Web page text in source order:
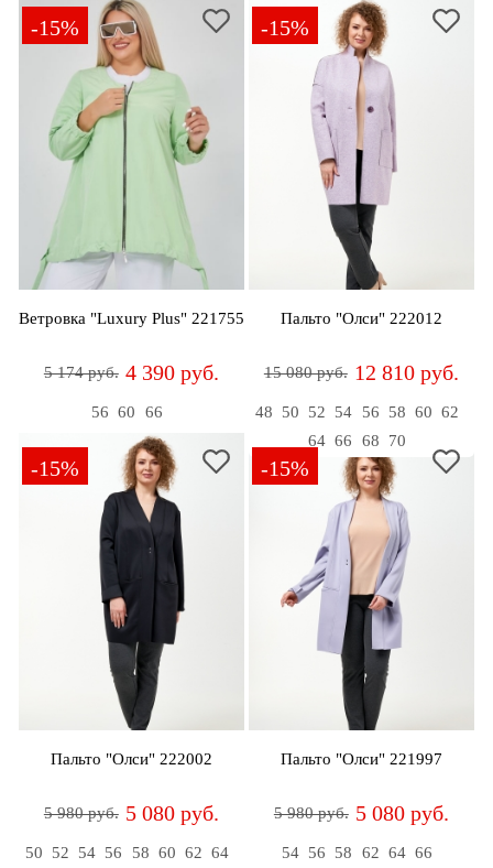
-15%
Ветровка "Luxury Plus" 221755
5 174 руб. 4 390 руб.
56 60 66
-15%
Пальто "Олси" 222012
15 080 руб. 12 810 руб.
48 50 52 54 56 58 60 62
64 66 68 70
-15%
Пальто "Олси" 222002
5 980 руб. 5 080 руб.
50 52 54 56 58 60 62 64
-15%
Пальто "Олси" 221997
5 980 руб. 5 080 руб.
54 56 58 62 64 66